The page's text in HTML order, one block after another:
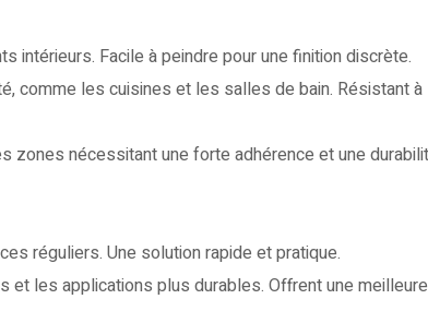
Facile à peindre pour une finition discrète.
comme les cuisines et les salles de bain. Résistant à
nécessitant une forte adhérence et une
réguliers. Une solution rapide et pratique.
les applications plus durables. Offrent une meilleure